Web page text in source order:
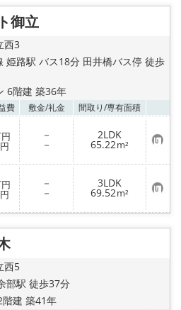
り
御立
西3
姫路駅 バス18分 田井橋バス停 徒歩
6階建 築36年
費 敷金/礼金 間取り/専有面積
－
－
2LDK
65.22m² お
気
に
入
り
登
録
－
－
3LDK
69.52m² お
気
に
り
西5
部駅 徒歩37分
階建 築41年